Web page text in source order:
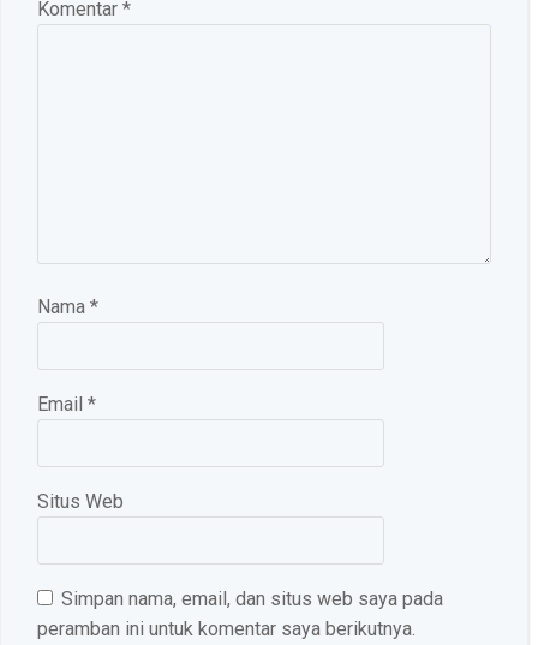
Komentar *
Nama *
Email *
Situs Web
Simpan nama, email, dan situs web saya pada
peramban ini untuk komentar saya berikutnya.